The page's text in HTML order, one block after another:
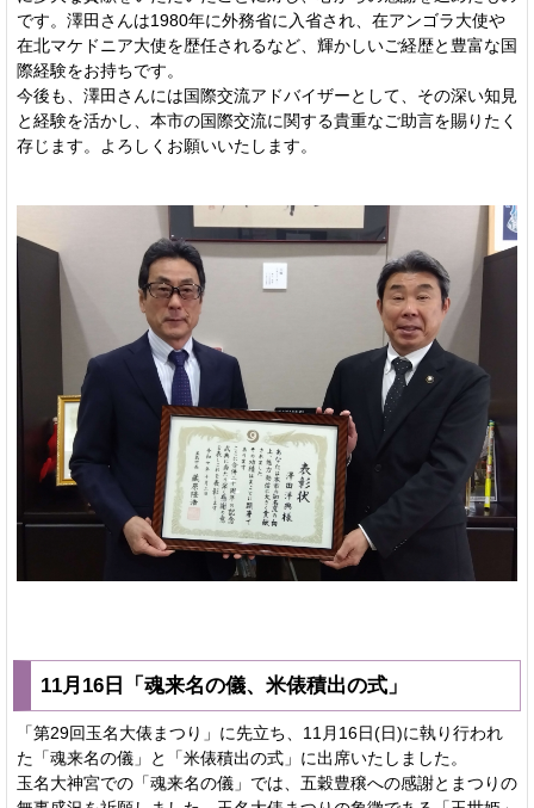
です。澤田さんは1980年に外務省に入省され、在アンゴラ大使や
在北マケドニア大使を歴任されるなど、輝かしいご経歴と豊富な国
際経験をお持ちです。
今後も、澤田さんには国際交流アドバイザーとして、その深い知見
と経験を活かし、本市の国際交流に関する貴重なご助言を賜りたく
存じます。よろしくお願いいたします。
11月16日「魂来名の儀、米俵積出の式」
「第29回玉名大俵まつり」に先立ち、11月16日(日)に執り行われ
た「魂来名の儀」と「米俵積出の式」に出席いたしました。
玉名大神宮での「魂来名の儀」では、五穀豊穣への感謝とまつりの